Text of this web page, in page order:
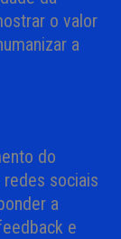
o valor
a
do
sociais
a
e